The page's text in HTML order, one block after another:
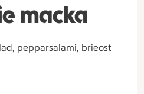
macka
pepparsalami, brieost